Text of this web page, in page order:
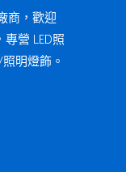
商，歡迎
營 LED照
明燈飾。